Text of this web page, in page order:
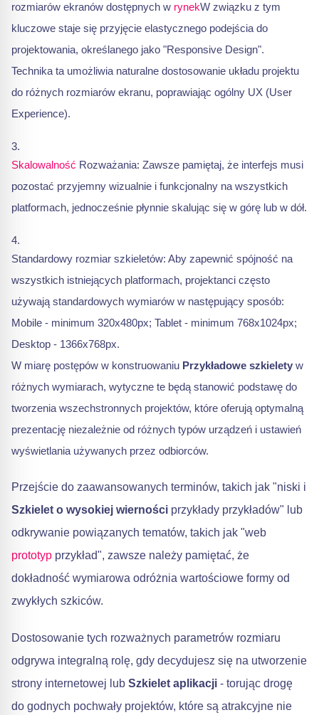
rozmiarów ekranów dostępnych w rynekW związku z tym
kluczowe staje się przyjęcie elastycznego podejścia do
projektowania, określanego jako "Responsive Design".
Technika ta umożliwia naturalne dostosowanie układu projektu
do różnych rozmiarów ekranu, poprawiając ogólny UX (User
Experience).
Skalowalność Rozważania: Zawsze pamiętaj, że interfejs musi
pozostać przyjemny wizualnie i funkcjonalny na wszystkich
platformach, jednocześnie płynnie skalując się w górę lub w dół.
Standardowy rozmiar szkieletów: Aby zapewnić spójność na
wszystkich istniejących platformach, projektanci często
używają standardowych wymiarów w następujący sposób:
Mobile - minimum 320x480px; Tablet - minimum 768x1024px;
Desktop - 1366x768px.
W miarę postępów w konstruowaniu Przykładowe szkielety w
różnych wymiarach, wytyczne te będą stanowić podstawę do
tworzenia wszechstronnych projektów, które oferują optymalną
prezentację niezależnie od różnych typów urządzeń i ustawień
wyświetlania używanych przez odbiorców.
Przejście do zaawansowanych terminów, takich jak "niski i
Szkielet o wysokiej wierności przykłady przykładów" lub
odkrywanie powiązanych tematów, takich jak "web
prototyp przykład", zawsze należy pamiętać, że
dokładność wymiarowa odróżnia wartościowe formy od
zwykłych szkiców.
Dostosowanie tych rozważnych parametrów rozmiaru
odgrywa integralną rolę, gdy decydujesz się na utworzenie
strony internetowej lub Szkielet aplikacji - torując drogę
do godnych pochwały projektów, które są atrakcyjne nie